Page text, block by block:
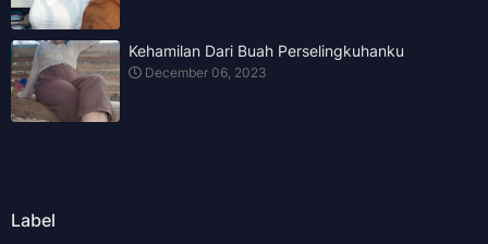
Kehamilan Dari Buah Perselingkuhanku
December 06, 2023
Label